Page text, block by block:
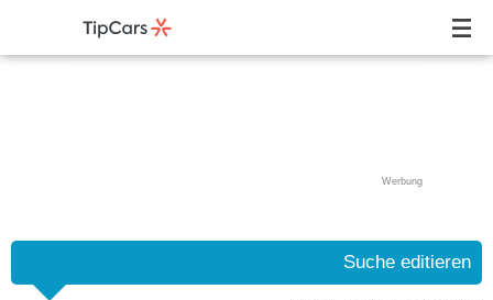
Werbung
Suche editieren